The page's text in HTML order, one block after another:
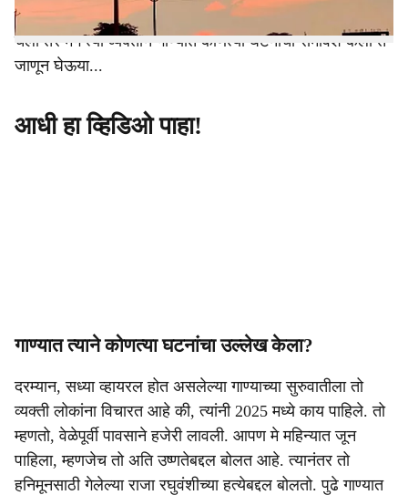
गाणे बनवले, जे सोशल मीडियावर सध्या तूफान व्हायरल होत आहे.
चला तर मग त्या व्यक्तीने गाण्यात कोणत्या घटनांचा समावेश केला ते
जाणून घेऊया...
आधी हा व्हिडिओ पाहा!
गाण्यात त्याने कोणत्या घटनांचा उल्लेख केला?
दरम्यान, सध्या व्हायरल होत असलेल्या गाण्याच्या सुरुवातीला तो
व्यक्ती लोकांना विचारत आहे की, त्यांनी 2025 मध्ये काय पाहिले. तो
म्हणतो, वेळेपूर्वी पावसाने हजेरी लावली. आपण मे महिन्यात जून
पाहिला, म्हणजेच तो अति उष्णतेबद्दल बोलत आहे. त्यानंतर तो
हनिमूनसाठी गेलेल्या राजा रघुवंशीच्या हत्येबद्दल बोलतो. पुढे गाण्यात